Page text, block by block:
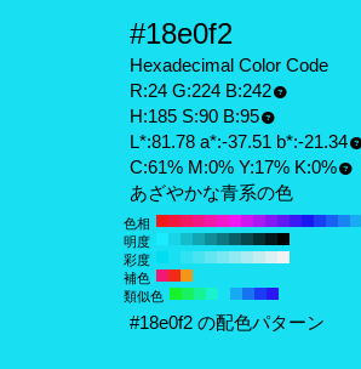
#18e0f2
Hexadecimal Color Code
R:24 G:224 B:242
H:185 S:90 B:95
L*:81.78 a*:-37.51 b*:-21.34
C:61% M:0% Y:17% K:0%
あざやかな青系の色
色相
明度
彩度
補色
類似色
#18e0f2 の配色パターン